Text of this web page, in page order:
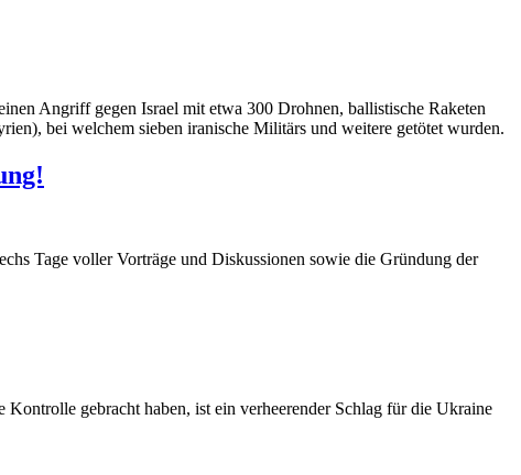
Angriff gegen Israel mit etwa 300 Drohnen, ballistische Raketen
bei welchem sieben iranische Militärs und weitere getötet wurden.
Tage voller Vorträge und Diskussionen sowie die Gründung der
gebracht haben, ist ein verheerender Schlag für die Ukraine